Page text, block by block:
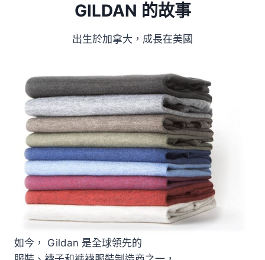
GILDAN 的故事
出生於加拿大，成長在美國
如今， Gildan 是全球領先的